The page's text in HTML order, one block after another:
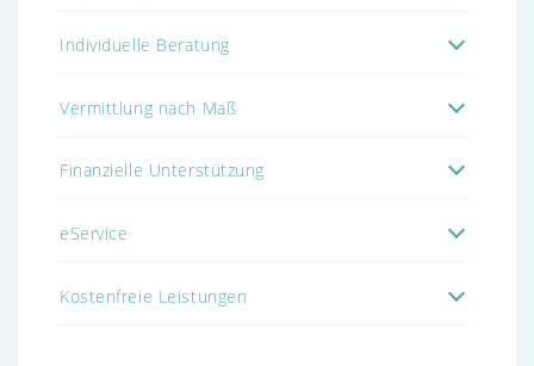
Individuelle Beratung
Vermittlung nach Maß
Finanzielle Unterstützung
eService
Kostenfreie Leistungen